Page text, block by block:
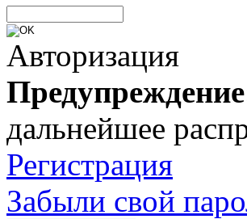
Авторизация
дальнейшее
Регистрация
Забыли свой